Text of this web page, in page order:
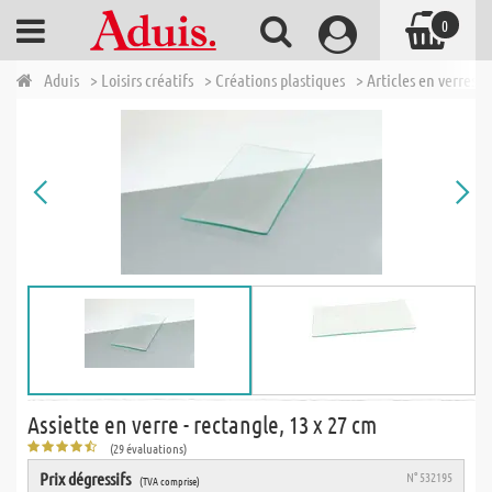
Aduis > Loisirs créatifs > Créations plastiques > Articles en verres
Assiette en verre - rectangle, 13 x 27 cm
(29 évaluations)
Prix dégressifs (TVA comprise) N° 532195
0